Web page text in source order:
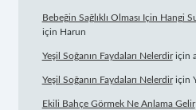
Bebeğin Sağlıklı Olması Için Hangi
için Harun
Yeşil Soğanın Faydaları Nelerdiriçin
Yeşil Soğanın Faydaları Nelerdiriçin
Ekili Bahçe Görmek Ne Anlama Gelir